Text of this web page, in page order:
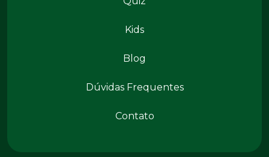
Kids
Blog
Dúvidas Frequentes
Contato